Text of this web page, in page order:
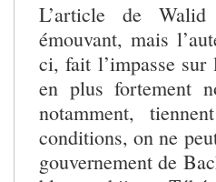
L’article de
émouvant, mais
ci, fait l’impasse
en plus fortement
notamment,
conditions, on ne
gouvernement de